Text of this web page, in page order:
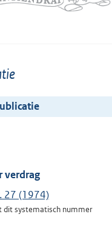
verdrag
27 (1974)
dit systematisch nummer